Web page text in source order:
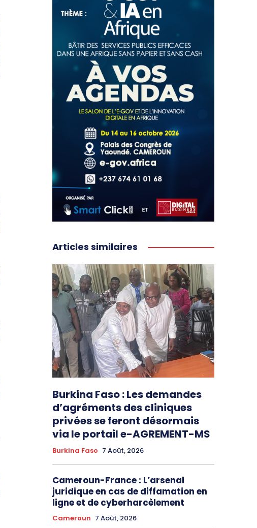
Articles similaires
Burkina Faso : Les demandes
d’agréments des cliniques
privées se feront désormais
via le portail e-AGREMENT-MS
Burkina Faso 7 Août, 2026
Cameroun-France : L’arsenal
juridique en cas de diffamation en
ligne et de cyberharcèlement
Cameroun 7 Août, 2026